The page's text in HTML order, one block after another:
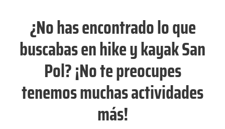
¿No has encontrado lo que
buscabas en hike y kayak San
Pol? ¡No te preocupes
tenemos muchas actividades
más!